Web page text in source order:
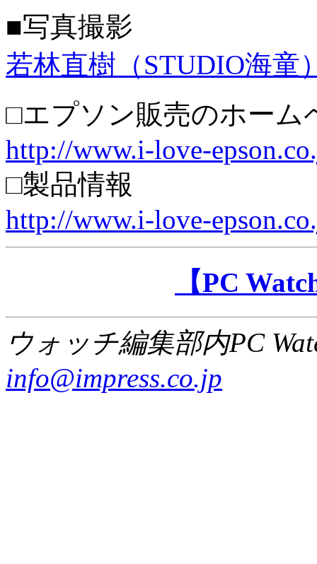
■写真撮影
若林直樹（STUDIO海童
□エプソン販売のホーム
http://www.i-love-
□製品情報
http://www.i-love-
【PC
ウォッチ編集部内PC
info@impress.co.jp